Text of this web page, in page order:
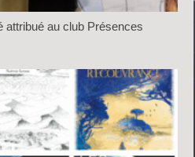
attribué au club Présences